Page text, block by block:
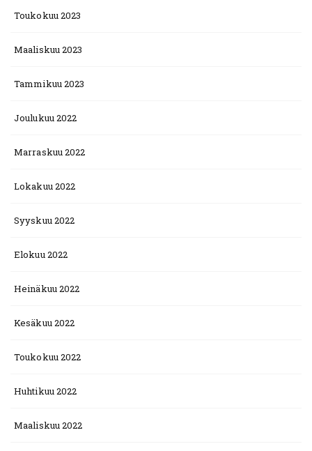
Toukokuu 2023
Maaliskuu 2023
Tammikuu 2023
Joulukuu 2022
Marraskuu 2022
Lokakuu 2022
Syyskuu 2022
Elokuu 2022
Heinäkuu 2022
Kesäkuu 2022
Toukokuu 2022
Huhtikuu 2022
Maaliskuu 2022